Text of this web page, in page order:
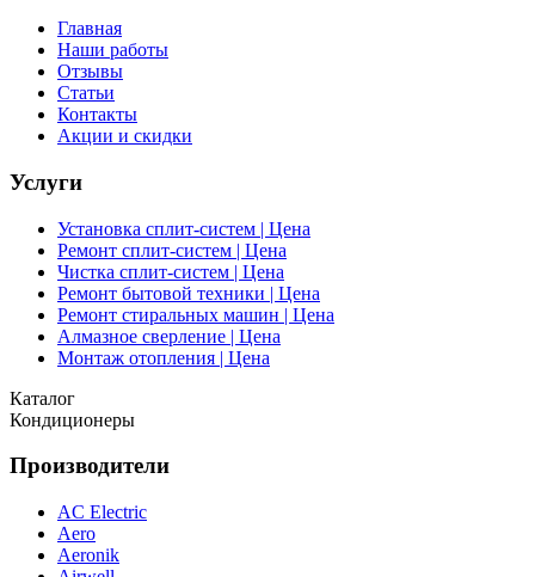
Главная
Наши работы
Отзывы
Статьи
Контакты
Акции и скидки
Услуги
Установка сплит-систем | Цена
Ремонт сплит-систем | Цена
Чистка сплит-систем | Цена
Ремонт бытовой техники | Цена
Ремонт стиральных машин | Цена
Алмазное сверление | Цена
Монтаж отопления | Цена
Каталог
Кондиционеры
Производители
AC Electric
Aero
Aeronik